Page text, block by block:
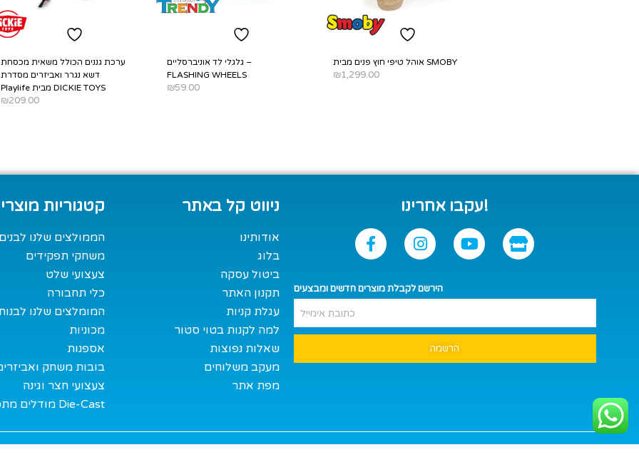
ערכת גננים הכולל משאית מכסחת
דשא נגרר ואביזרים מסדרת
Playlife מבית DICKIE TOYS
₪209.00
גלגלי לד אוניברסליים –
FLASHING WHEELS
₪59.00
אוהל טיפי חוץ פנים מבית SMOBY
₪1,299.00
קטגוריות
הממולצים שלנו
משחקי תפקידים
צעצועי שלט
כלי תחבורה
המומלצים שלנו
מכוניות
אספנות
בובות משחק
צעצועי חצר וגינה
מודלים מתכת Die-Cast
ניווט קל באתר
אודותינו
בלוג
ביטול עסקה
תקנון האתר
עגלת קניות
למה לקנות בטוי סטור
שאלות נפוצות
מעקב משלוחים
מפת אתר
עקבו אחרינו!
הירשם לקבלת מוצרים חדשים ומבצעים
הרשמה